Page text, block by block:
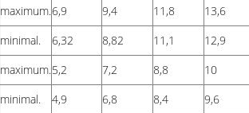
maximum.6,9 9,4 11,8
13,6
minimal.
6,32 8,82 11,1 12,9
maximum.5,2 7,2 8,8
10
minimal.
4,9 6,8 8,4
9,6